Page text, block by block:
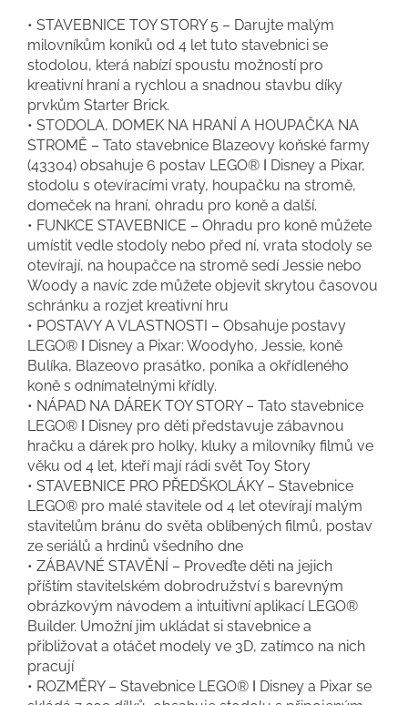
• STAVEBNICE TOY STORY 5 – Darujte malým
milovníkům koníků od 4 let tuto stavebnici se
stodolou, která nabízí spoustu možností pro
kreativní hraní a rychlou a snadnou stavbu díky
prvkům Starter Brick.
• STODOLA, DOMEK NA HRANÍ A HOUPAČKA NA
STROMĚ – Tato stavebnice Blazeovy koňské farmy
(43304) obsahuje 6 postav LEGO® ǀ Disney a Pixar,
stodolu s otevíracími vraty, houpačku na stromě,
domeček na hraní, ohradu pro koně a další.
• FUNKCE STAVEBNICE – Ohradu pro koně můžete
umístit vedle stodoly nebo před ní, vrata stodoly se
otevírají, na houpačce na stromě sedí Jessie nebo
Woody a navíc zde můžete objevit skrytou časovou
schránku a rozjet kreativní hru
• POSTAVY A VLASTNOSTI – Obsahuje postavy
LEGO® ǀ Disney a Pixar: Woodyho, Jessie, koně
Bulíka, Blazeovo prasátko, poníka a okřídleného
koně s odnímatelnými křídly.
• NÁPAD NA DÁREK TOY STORY – Tato stavebnice
LEGO® ǀ Disney pro děti představuje zábavnou
hračku a dárek pro holky, kluky a milovníky filmů ve
věku od 4 let, kteří mají rádi svět Toy Story
• STAVEBNICE PRO PŘEDŠKOLÁKY – Stavebnice
LEGO® pro malé stavitele od 4 let otevírají malým
stavitelům bránu do světa oblíbených filmů, postav
ze seriálů a hrdinů všedního dne
• ZÁBAVNÉ STAVĚNÍ – Proveďte děti na jejich
příštím stavitelském dobrodružství s barevným
obrázkovým návodem a intuitivní aplikací LEGO®
Builder. Umožní jim ukládat si stavebnice a
přibližovat a otáčet modely ve 3D, zatímco na nich
pracují
• ROZMĚRY – Stavebnice LEGO® ǀ Disney a Pixar se